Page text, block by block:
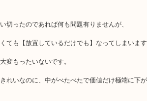
物を入れるとべたべたになってしまうから!!
グや財布としての機能を失っており大変大き
い切ったのであれば何も問題有りませんが、